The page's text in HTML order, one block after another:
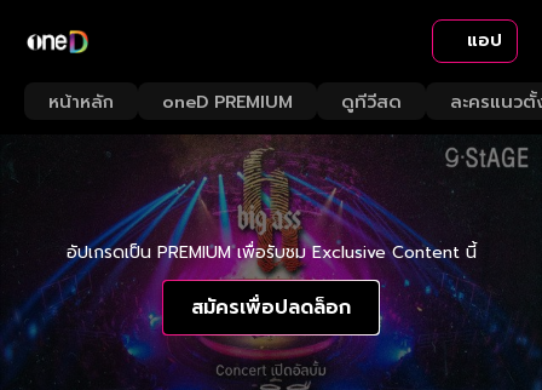
แอป
หน้าหลัก oneD PREMIUM ดูทีวีสด ละครแนวตั้
อัปเกรดเป็น PREMIUM เพื่อรับชม Exclusive Content นี้
สมัครเพื่อปลดล็อก